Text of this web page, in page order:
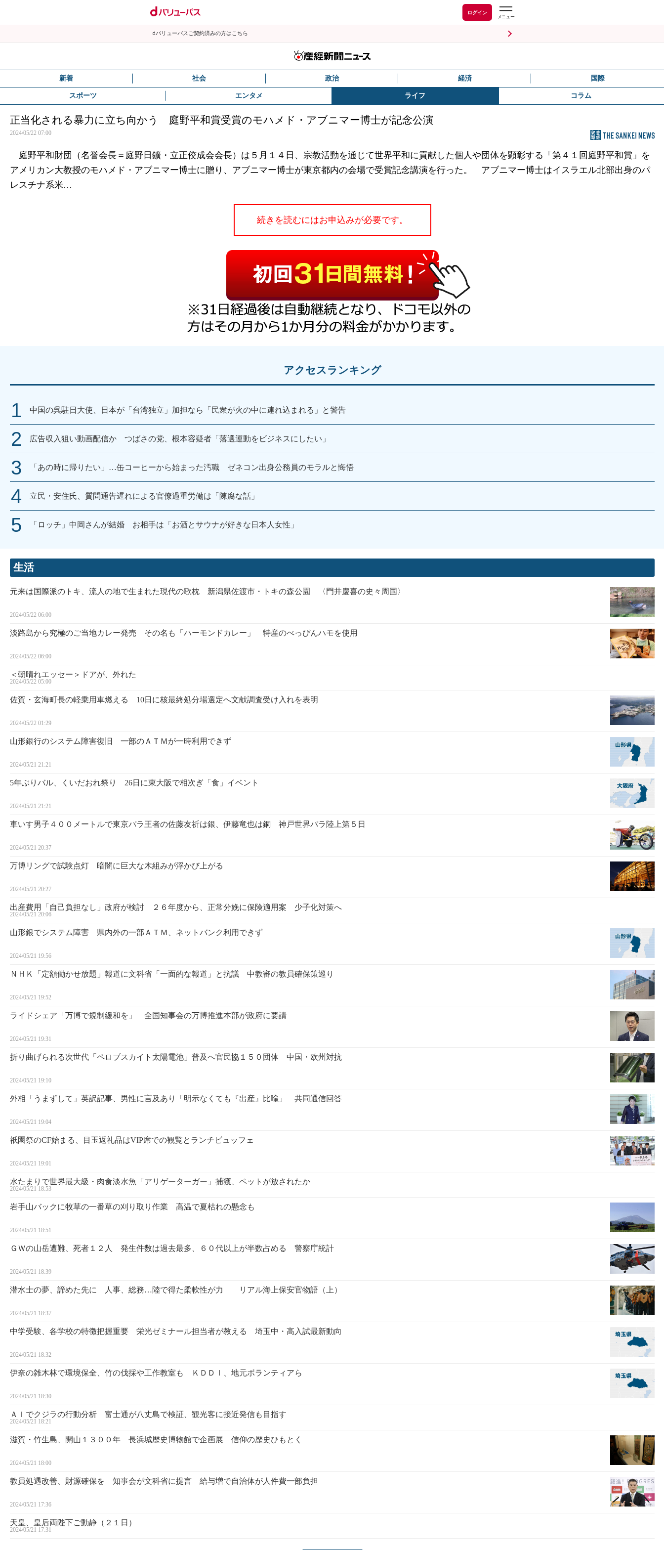
ログイン
dバリューパスご契約済みの方はこちら
新着 社会 政治 経済 国際
スポーツ エンタメ ライフ コラム
正当化される暴力に立ち向かう 庭野平和賞受賞のモハメド・アブニマー博士が記念公演
2024/05/22 07:00
庭野平和財団（名誉会長＝庭野日鑛・立正佼成会会長）は５月１４日、宗教活動を通じて世界平和に貢献した個人や団体を顕彰する「第４１回庭野平和賞」を
アメリカン大教授のモハメド・アブニマー博士に贈り、アブニマー博士が東京都内の会場で受賞記念講演を行った。 アブニマー博士はイスラエル北部出身のパ
レスチナ系米…
続きを読むにはお申込みが必要です。
アクセスランキング
中国の呉駐日大使、日本が「台湾独立」加担なら「民衆が火の中に連れ込まれる」と警告
広告収入狙い動画配信か つばさの党、根本容疑者「落選運動をビジネスにしたい」
「あの時に帰りたい」…缶コーヒーから始まった汚職 ゼネコン出身公務員のモラルと悔悟
立民・安住氏、質問通告遅れによる官僚過重労働は「陳腐な話」
「ロッチ」中岡さんが結婚 お相手は「お酒とサウナが好きな日本人女性」
生活
元来は国際派のトキ、流人の地で生まれた現代の歌枕 新潟県佐渡市・トキの森公園 〈門井慶喜の史々周国〉
2024/05/22 06:00
淡路島から究極のご当地カレー発売 その名も「ハーモンドカレー」 特産のべっぴんハモを使用
2024/05/22 06:00
＜朝晴れエッセー＞ドアが、外れた
2024/05/22 05:00
佐賀・玄海町長の軽乗用車燃える 10日に核最終処分場選定へ文献調査受け入れを表明
2024/05/22 01:29
山形銀行のシステム障害復旧 一部のＡＴＭが一時利用できず
2024/05/21 21:21
5年ぶりバル、くいだおれ祭り 26日に東大阪で相次ぎ「食」イベント
2024/05/21 21:21
車いす男子４００メートルで東京パラ王者の佐藤友祈は銀、伊藤竜也は銅 神戸世界パラ陸上第５日
2024/05/21 20:37
万博リングで試験点灯 暗闇に巨大な木組みが浮かび上がる
2024/05/21 20:27
出産費用「自己負担なし」政府が検討 ２６年度から、正常分娩に保険適用案 少子化対策へ
2024/05/21 20:06
山形銀でシステム障害 県内外の一部ＡＴＭ、ネットバンク利用できず
2024/05/21 19:56
ＮＨＫ「定額働かせ放題」報道に文科省「一面的な報道」と抗議 中教審の教員確保策巡り
2024/05/21 19:52
ライドシェア「万博で規制緩和を」 全国知事会の万博推進本部が政府に要請
2024/05/21 19:31
折り曲げられる次世代「ペロブスカイト太陽電池」普及へ官民協１５０団体 中国・欧州対抗
2024/05/21 19:10
外相「うまずして」英訳記事、男性に言及あり「明示なくても『出産』比喩」 共同通信回答
2024/05/21 19:04
祇園祭のCF始まる、目玉返礼品はVIP席での観覧とランチビュッフェ
2024/05/21 19:01
水たまりで世界最大級・肉食淡水魚「アリゲーターガー」捕獲、ペットが放されたか
2024/05/21 18:53
岩手山バックに牧草の一番草の刈り取り作業 高温で夏枯れの懸念も
2024/05/21 18:51
ＧＷの山岳遭難、死者１２人 発生件数は過去最多、６０代以上が半数占める 警察庁統計
2024/05/21 18:39
潜水士の夢、諦めた先に 人事、総務…陸で得た柔軟性が力 リアル海上保安官物語（上）
2024/05/21 18:37
中学受験、各学校の特徴把握重要 栄光ゼミナール担当者が教える 埼玉中・高入試最新動向
2024/05/21 18:32
伊奈の雑木林で環境保全、竹の伐採や工作教室も ＫＤＤＩ、地元ボランティアら
2024/05/21 18:30
ＡＩでクジラの行動分析 富士通が八丈島で検証、観光客に接近発信も目指す
2024/05/21 18:21
滋賀・竹生島、開山１３００年 長浜城歴史博物館で企画展 信仰の歴史ひもとく
2024/05/21 18:00
教員処遇改善、財源確保を 知事会が文科省に提言 給与増で自治体が人件費一部負担
2024/05/21 17:36
天皇、皇后両陛下ご動静（２１日）
2024/05/21 17:31